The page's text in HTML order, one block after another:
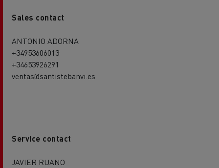
Sales contact
ANTONIO ADORNA
+34953606013
+34653926291
ventas@santistebanvi.es
Service contact
JAVIER RUANO